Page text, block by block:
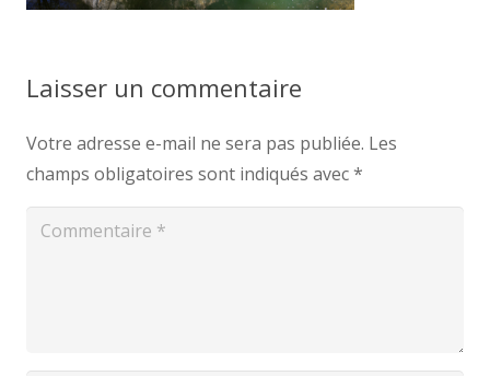
Laisser un commentaire
Votre adresse e-mail ne sera pas publiée. Les
champs obligatoires sont indiqués avec*